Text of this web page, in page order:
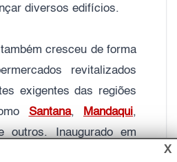
diversos edifícios.
cresceu de forma
revitalizados
exigentes das regiões
Santana, Mandaqui,
outros. Inaugurado em
X